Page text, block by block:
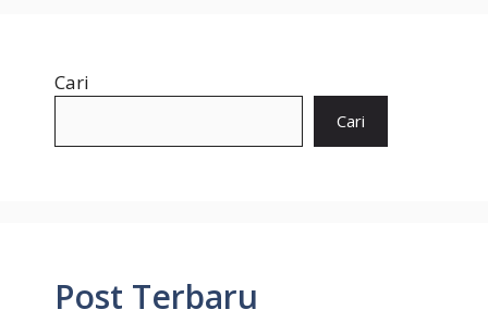
Cari
Cari
Post Terbaru